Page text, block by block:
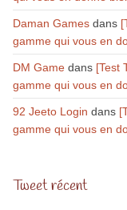
Daman Gamesdans
gamme qui vous en
DM Gamedans [Test
gamme qui vous en
92 Jeeto Login dans
gamme qui vous en
Tweet récent